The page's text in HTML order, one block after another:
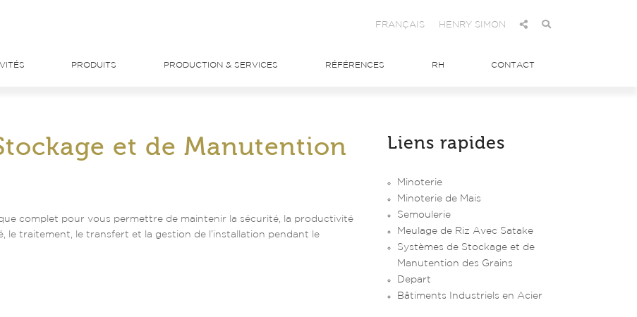
FRANÇAIS HENRY SIMON
PRODUITS PRODUCTION & SERVICES RÉFÉRENCES RH CONTACT
et de Manutention
complet pour vous permettre de maintenir la sécurité, la productivité
le traitement, le transfert et la gestion de l’installation pendant le
Liens rapides
Minoterie
Minoterie de Mais
Semoulerie
Meulage de Riz Avec Satake
Systèmes de Stockage et de
Manutention des Grains
Depart
Bâtiments Industriels en Acier